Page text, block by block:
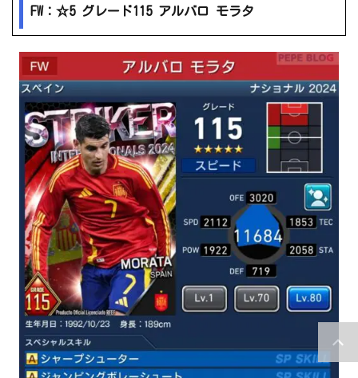
FW：☆5 グレード115 アルバロ モラタ